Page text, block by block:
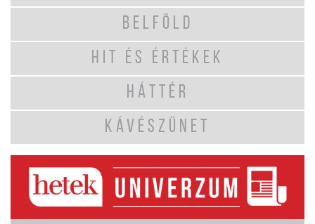
BELFÖLD
HIT ÉS ÉRTÉKEK
HÁTTÉR
KÁVÉSZÜNET